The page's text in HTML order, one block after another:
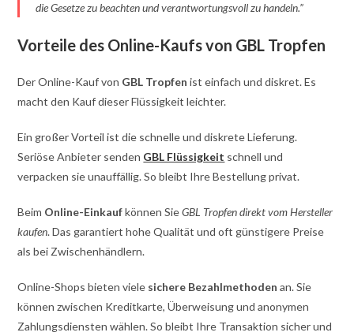
die Gesetze zu beachten und verantwortungsvoll zu handeln.”
Vorteile des Online-Kaufs von GBL Tropfen
Der Online-Kauf von GBL Tropfen ist einfach und diskret. Es
macht den Kauf dieser Flüssigkeit leichter.
Ein großer Vorteil ist die schnelle und diskrete Lieferung.
Seriöse Anbieter senden GBL Flüssigkeit schnell und
verpacken sie unauffällig. So bleibt Ihre Bestellung privat.
Beim Online-Einkaufkönnen SieGBL Tropfen direkt vom Hersteller
kaufen. Das garantiert hohe Qualität und oft günstigere Preise
als bei Zwischenhändlern.
Online-Shops bieten viele sichere Bezahlmethoden an. Sie
können zwischen Kreditkarte, Überweisung und anonymen
Zahlungsdiensten wählen. So bleibt Ihre Transaktion sicher und